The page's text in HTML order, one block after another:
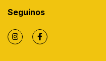
Seguinos